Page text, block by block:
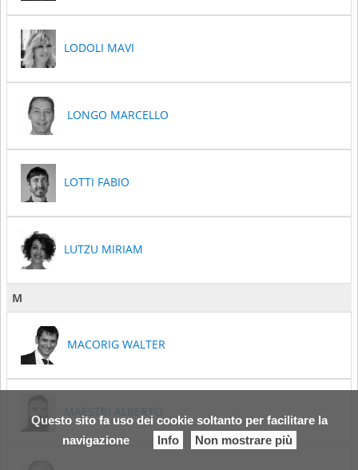
Questo sito fa uso dei cookie soltanto per facilitare la
navigazione
Info Non mostrare più
LODOLI MAVI
LONGO MARCELLO
LOTTI FABIO
LUTZU MIRIAM
M
MACORIG WALTER
MAESTRI ALBERTO